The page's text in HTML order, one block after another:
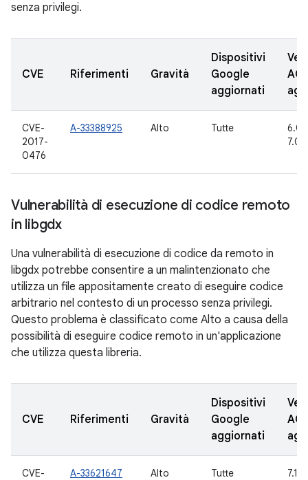
senza privilegi.
CVE Riferimenti Gravità
Dispositivi
Google
aggiornati
CVE-
2017-
0476
A-33388925 Alto Tutte
6.0,
7.0,
Vulnerabilità di esecuzione di codice remoto
in libgdx
Una vulnerabilità di esecuzione di codice da remoto in
libgdx potrebbe consentire a un malintenzionato che
utilizza un file appositamente creato di eseguire codice
arbitrario nel contesto di un processo senza privilegi.
Questo problema è classificato come Alto a causa della
possibilità di eseguire codice remoto in un'applicazione
che utilizza questa libreria.
CVE Riferimenti Gravità
Dispositivi
Google
aggiornati
CVE-
A-33621647 Alto Tutte 7.1.1